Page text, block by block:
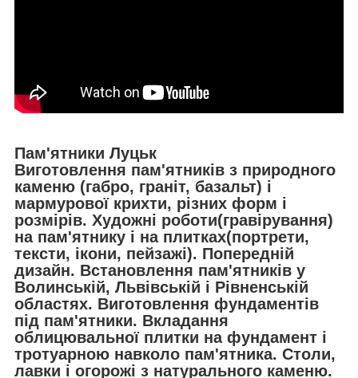
Пам'ятники Луцьк
Виготовлення пам'ятників з природного
каменю (габро, граніт, базальт) і
мармурової крихти, різних форм і
розмірів. Художні роботи(гравірування)
на пам'ятнику і на плитках(портрети,
тексти, ікони, пейзажі). Попередній
дизайн. Встановлення пам'ятників у
Волинській, Львівській і Рівненській
областях. Виготовлення фундаментів
під пам'ятники. Вкладання
облицювальної плитки на фундамент і
тротуарною навколо пам'ятника. Столи,
лавки і огорожі з натурального каменю.